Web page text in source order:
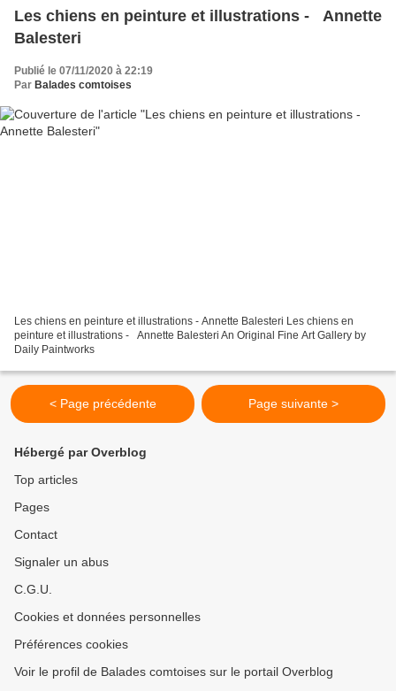
Les chiens en peinture et illustrations - Annette
Balesteri
Publié le 07/11/2020 à 22:19
Par Balades comtoises
Les chiens en peinture et illustrations - Annette Balesteri Les chiens en
peinture et illustrations - Annette Balesteri An Original Fine Art Gallery by
Daily Paintworks
< Page précédente Page suivante >
Hébergé par Overblog
Top articles
Pages
Contact
Signaler un abus
C.G.U.
Cookies et données personnelles
Préférences cookies
Voir le profil de Balades comtoises sur le portail Overblog